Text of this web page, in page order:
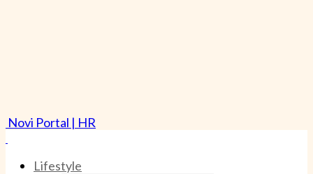
Novi Portal | HR
Lifestyle